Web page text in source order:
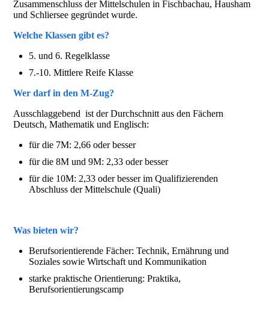
Zusammenschluss der Mittelschulen in Fischbachau, Hausham
und Schliersee gegründet wurde.
Welche Klassen gibt es?
5. und 6. Regelklasse
7.-10. Mittlere Reife Klasse
Wer darf in den M-Zug?
Ausschlaggebend ist der Durchschnitt aus den Fächern
Deutsch, Mathematik und Englisch:
für die 7M: 2,66 oder besser
für die 8M und 9M: 2,33 oder besser
für die 10M: 2,33 oder besser im Qualifizierenden
Abschluss der Mittelschule (Quali)
Was bieten wir?
Berufsorientierende Fächer: Technik, Ernährung und
Soziales sowie Wirtschaft und Kommunikation
starke praktische Orientierung: Praktika,
Berufsorientierungscamp